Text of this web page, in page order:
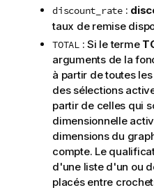
discount_rate:
taux de remise
TOTAL : Si le terme
arguments de la
à partir de toutes
des sélections
partir de celles qui
dimensionnelle
dimensions du
compte. Le
d'une liste d'un ou
placés entre